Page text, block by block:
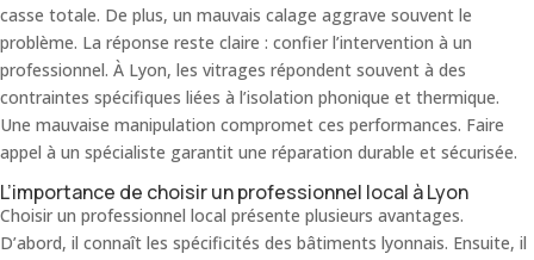
casse totale. De plus, un mauvais calage aggrave souvent le
problème. La réponse reste claire : confier l’intervention à un
professionnel. À Lyon, les vitrages répondent souvent à des
contraintes spécifiques liées à l’isolation phonique et thermique.
Une mauvaise manipulation compromet ces performances. Faire
appel à un spécialiste garantit une réparation durable et sécurisée.
L’importance de choisir un professionnel local à Lyon
Choisir un professionnel local présente plusieurs avantages.
D’abord, il connaît les spécificités des bâtiments lyonnais. Ensuite, il